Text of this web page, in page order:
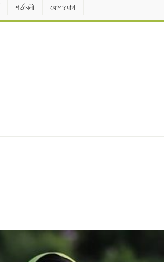
শর্তাবলী যোগাযোগ